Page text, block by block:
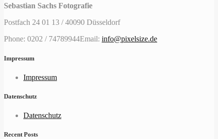
Sebastian Sachs Fotografie
Postfach 24 01 13 / 40090 Düsseldorf
Phone: 0202 / 74789944Email: info@pixelsize.de
Impressum
Impressum
Datenschutz
Datenschutz
Recent Posts